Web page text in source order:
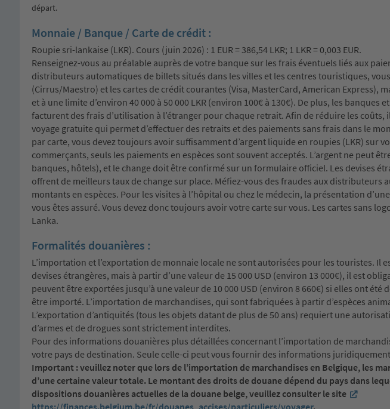
départ.
Monnaie / Banque / Carte de crédit :
Roupie sri-lankaise (LKR). Cours (juin 2026) : 1 EUR = 386,54 LKR; 1 LKR = 0,003 EUR.
Renseignez-vous au préalable auprès de votre banque sur les frais éventuels liés aux
distributeurs automatiques de billets situés dans les villes et les centres touristiques,
(Cirrus/Maestro) et les cartes de crédit courantes (Visa, MasterCard, American Express),
et à une limite d’environ 40 000 à 50 000 LKR (environ 100€ à 130€). De plus, les banques
facturent des frais d’utilisation à l’étranger pour chaque retrait. Afin de réduire les
voyage gratuite qui permet d’effectuer des retraits et des paiements sans frais dans le
par carte, vous devez toujours avoir suffisamment d’argent liquide en roupies (LKR) sur
commerçants, seuls les paiements en espèces sont souvent acceptés. L’argent ne peut
banques, hôtels), et le change doit être confirmé sur un formulaire officiel. Les devises
offrent de meilleurs taux de change sur place. Méfiez-vous des fraudes aux distributeurs
montants en espèces. Pour les visites à l’hôpital ou chez le médecin, la présentation
vous êtes assuré. Vous devez donc toujours avoir votre carte sur vous. Les cartes sans
Lanka.
Formalités douanières :
L’importation et l’exportation de monnaie locale ne sont autorisées pour les touristes. Il
devises étrangères, mais à partir d’une valeur de 15 000 USD (environ 13 000€), il est
peuvent être exportées jusqu’à une valeur de 10 000 USD (environ 8 660€) si elles ont été
être importé. L’importation de marchandises, qui sont fabriquées à partir d’espèces
L’exportation d’antiquités (tous les objets datant de plus de 50 ans) requiert une
d’armes et de drogues sont strictement interdites.
Pour des informations douanières plus détaillées concernant l’importation de
votre pays de destination. Seule celle-ci peut vous fournir des informations
Important : veuillez noter que lors de l’importation de marchandises en Belgique, les
d’une certaine valeur totale. Le montant des droits de douane dépend du pays dans
dispositions douanières actuelles de la douane belge, veuillez consulter le site
https://finances.belgium.be/fr/douanes_accises/particuliers/voyager.